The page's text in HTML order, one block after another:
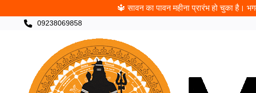
🔱 सावन का पावन महीना प्रारंभ हो चुका है।
09238069858